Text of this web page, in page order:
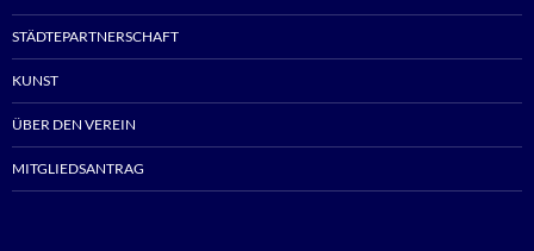
STÄDTEPARTNERSCHAFT
KUNST
ÜBER DEN VEREIN
MITGLIEDSANTRAG